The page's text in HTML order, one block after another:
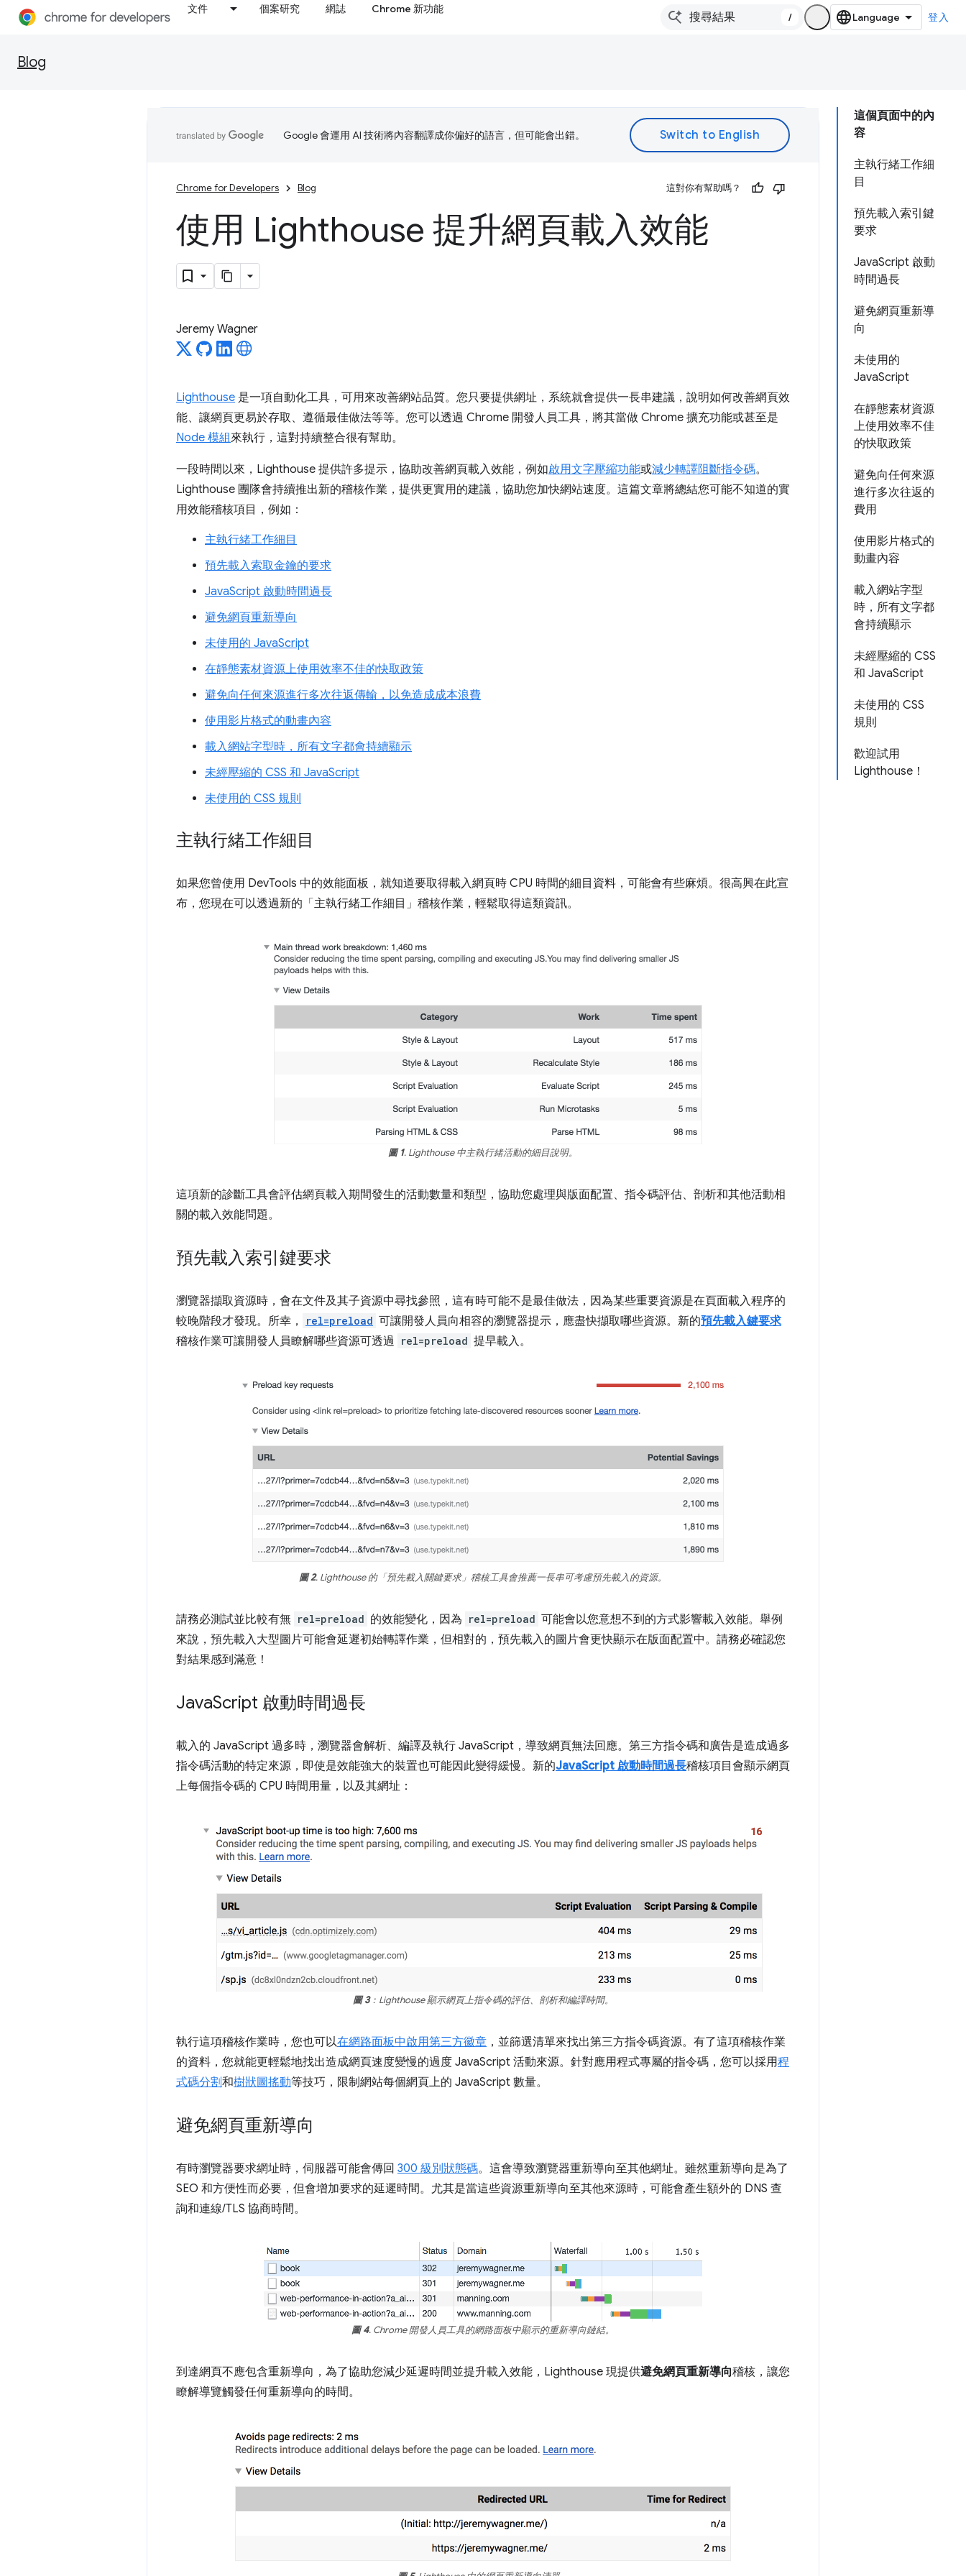
文件 個案研究 網誌 Chrome 新功能
/ 登入
Blog
這個頁面中的內
容
主執行緒工作細
目
預先載入索引鍵
要求
JavaScript 啟動
時間過長
避免網頁重新導
向
未使用的
JavaScript
在靜態素材資源
上使用效率不佳
的快取政策
避免向任何來源
進行多次往返的
費用
使用影片格式的
動畫內容
載入網站字型
時，所有文字都
會持續顯示
未經壓縮的 CSS
和 JavaScript
未使用的 CSS
規則
歡迎試用
Lighthouse！
Google 會運用 AI 技術將內容翻譯成你偏好的語言，但可能會出錯。
Chrome for Developers Blog 這對你有幫助嗎？
使用 Lighthouse 提升網頁載入效能
Jeremy Wagner
Lighthouse 是一項自動化工具，可用來改善網站品質。您只要提供網址，系統就會提供一長串建議，說明如何改善網頁效
能、讓網頁更易於存取、遵循最佳做法等等。您可以透過 Chrome 開發人員工具，將其當做 Chrome 擴充功能或甚至是
Node 模組來執行，這對持續整合很有幫助。
一段時間以來，Lighthouse 提供許多提示，協助改善網頁載入效能，例如啟用文字壓縮功能或減少轉譯阻斷指令碼。
Lighthouse 團隊會持續推出新的稽核作業，提供更實用的建議，協助您加快網站速度。這篇文章將總結您可能不知道的實
用效能稽核項目，例如：
主執行緒工作細目
預先載入索取金鑰的要求
JavaScript 啟動時間過長
避免網頁重新導向
未使用的 JavaScript
在靜態素材資源上使用效率不佳的快取政策
避免向任何來源進行多次往返傳輸，以免造成成本浪費
使用影片格式的動畫內容
載入網站字型時，所有文字都會持續顯示
未經壓縮的 CSS 和 JavaScript
未使用的 CSS 規則
主執行緒工作細目
如果您曾使用 DevTools 中的效能面板，就知道要取得載入網頁時 CPU 時間的細目資料，可能會有些麻煩。很高興在此宣
布，您現在可以透過新的「主執行緒工作細目」 稽核作業，輕鬆取得這類資訊。
圖 1. Lighthouse 中主執行緒活動的細目說明。
這項新的診斷工具會評估網頁載入期間發生的活動數量和類型，協助您處理與版面配置、指令碼評估、剖析和其他活動相
關的載入效能問題。
預先載入索引鍵要求
瀏覽器擷取資源時，會在文件及其子資源中尋找參照，這有時可能不是最佳做法，因為某些重要資源是在頁面載入程序的
較晚階段才發現。所幸，
rel=preload 可讓開發人員向相容的瀏覽器提示，應盡快擷取哪些資源。新的預先載入鍵要求
稽核作業可讓開發人員瞭解哪些資源可透過 rel=preload 提早載入。
圖 2. Lighthouse 的「預先載入關鍵要求」稽核工具會推薦一長串可考慮預先載入的資源。
請務必測試並比較有無 rel=preload 的效能變化，因為 rel=preload 可能會以您意想不到的方式影響載入效能。舉例
來說，預先載入大型圖片可能會延遲初始轉譯作業，但相對的，預先載入的圖片會更快顯示在版面配置中。請務必確認您
對結果感到滿意！
JavaScript 啟動時間過長
載入的 JavaScript 過多時，瀏覽器會解析、編譯及執行 JavaScript，導致網頁無法回應。第三方指令碼和廣告是造成過多
指令碼活動的特定來源，即使是效能強大的裝置也可能因此變得緩慢。新的JavaScript 啟動時間過長稽核項目會顯示網頁
上每個指令碼的 CPU 時間用量，以及其網址：
圖 3：Lighthouse 顯示網頁上指令碼的評估、剖析和編譯時間。
執行這項稽核作業時，您也可以在網路面板中啟用第三方徽章 ，並篩選清單來找出第三方指令碼資源。有了這項稽核作業
的資料，您就能更輕鬆地找出造成網頁速度變慢的過度 JavaScript 活動來源。針對應用程式專屬的指令碼，您可以採用程
式碼分割和樹狀圖搖動等技巧，限制網站每個網頁上的 JavaScript 數量。
避免網頁重新導向
有時瀏覽器要求網址時，伺服器可能會傳回 300 級別狀態碼。這會導致瀏覽器重新導向至其他網址。雖然重新導向是為了
SEO 和方便性而必要，但會增加要求的延遲時間。尤其是當這些資源重新導向至其他來源時，可能會產生額外的 DNS 查
詢和連線/TLS 協商時間。
圖 4. Chrome 開發人員工具的網路面板中顯示的重新導向鏈結。
到達網頁不應包含重新導向，為了協助您減少延遲時間並提升載入效能，Lighthouse 現提供避免網頁重新導向稽核，讓您
瞭解導覽觸發任何重新導向的時間。